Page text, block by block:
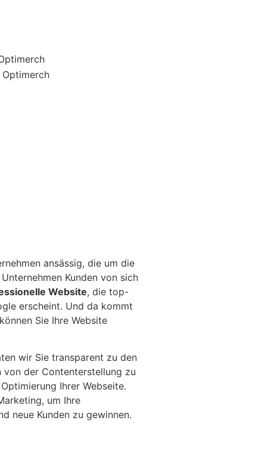
ansässig, die um die
Kunden von sich
Website, die top-
erscheint. Und da kommt
Sie Ihre Website
wir Sie transparent zu den
von der Contenterstellung zu
Ihrer Webseite.
um Ihre
neue Kunden zu gewinnen.